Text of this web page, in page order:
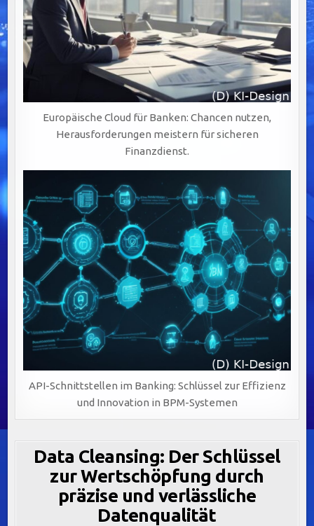
Europäische Cloud für Banken: Chancen nutzen,
Herausforderungen meistern für sicheren
Finanzdienst.
API-Schnittstellen im Banking: Schlüssel zur Effizienz
und Innovation in BPM-Systemen
Data Cleansing: Der Schlüssel
zur Wertschöpfung durch
präzise und verlässliche
Datenqualität